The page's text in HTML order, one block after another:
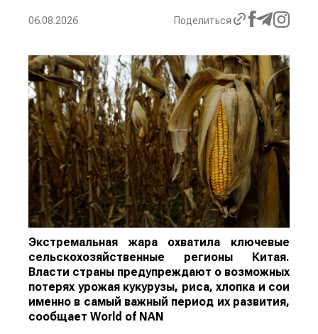
06.08.2026 Поделиться
Экстремальная жара охватила ключевые
сельскохозяйственные регионы Китая.
Власти страны предупреждают о возможных
потерях урожая кукурузы, риса, хлопка и сои
именно в самый важный период их развития,
сообщает World of NAN